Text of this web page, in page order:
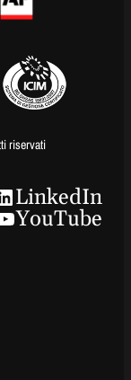
riservati
LinkedIn
YouTube